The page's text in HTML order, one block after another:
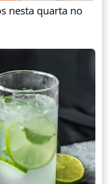
nesta quarta no